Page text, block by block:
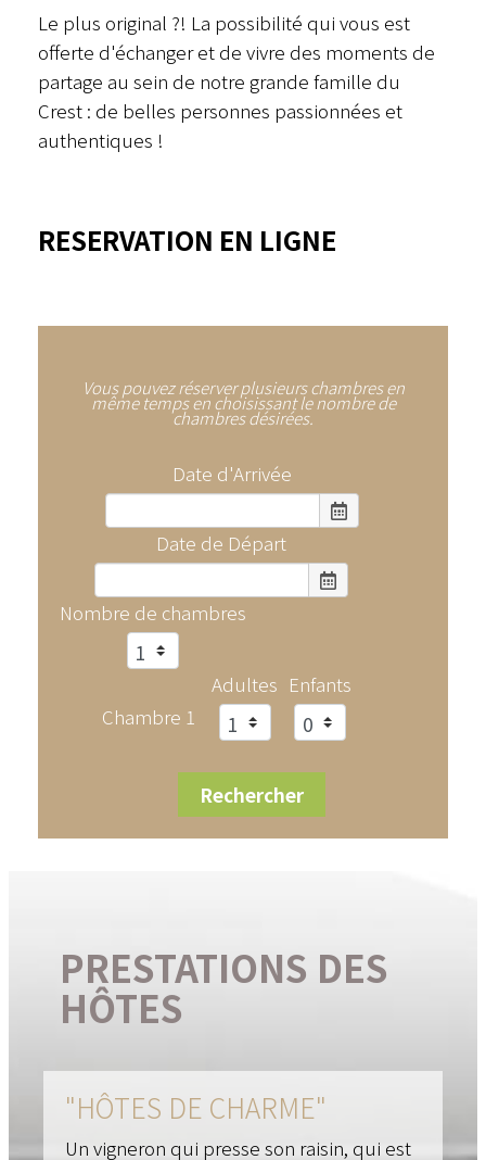
Le plus original ?! La possibilité qui vous est
offerte d'échanger et de vivre des moments de
partage au sein de notre grande famille du
Crest : de belles personnes passionnées et
authentiques !
RESERVATION EN LIGNE
Vous pouvez réserver plusieurs chambres en
même temps en choisissant le nombre de
chambres désirées.
Date d'Arrivée
Date de Départ
Nombre de chambres
Chambre 1
Adultes Enfants
PRESTATIONS DES
HÔTES
"HÔTES DE CHARME"
Un vigneron qui presse son raisin, qui est